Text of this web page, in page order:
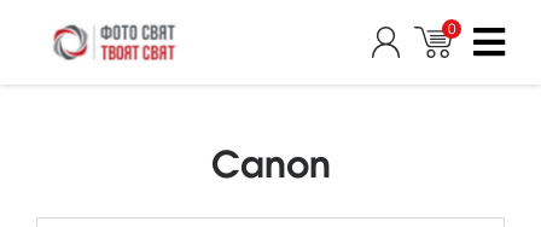
0
Canon